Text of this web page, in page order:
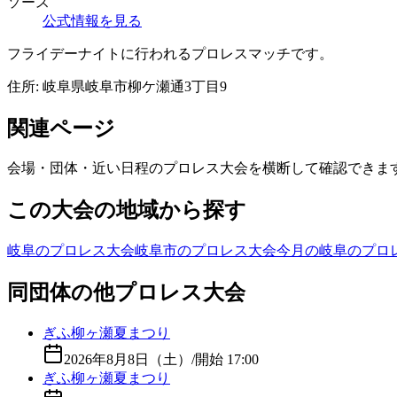
公式情報を見る
フライデーナイトに行われるプロレスマッチです。
住所: 岐阜県岐阜市柳ケ瀬通3丁目9
関連ページ
会場・団体・近い日程のプロレス大会を横断して確認できま
この大会の地域から探す
岐阜のプロレス大会岐阜市のプロレス大会今月の岐阜のプロ
同団体の他プロレス大会
ぎふ柳ヶ瀬夏まつり
2026年8月8日（土） /開始 17:00
ぎふ柳ヶ瀬夏まつり